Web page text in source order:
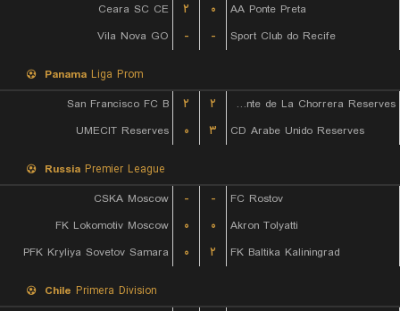
Ceara SC CE
۲ ۰
AA Ponte Preta
Vila Nova GO
- - Sport Club do Recife
Panama Liga Prom
San Francisco FC B
۲ ۲
CA Independiente de La Chorrera Reserves
UMECIT Reserves
۰ ۳ CD Arabe Unido Reserves
Russia Premier League
CSKA Moscow
- -
FC Rostov
FK Lokomotiv Moscow
۰ ۰
Akron Tolyatti
PFK Kryliya Sovetov Samara
۰ ۲ FK Baltika Kaliningrad
Chile Primera Division